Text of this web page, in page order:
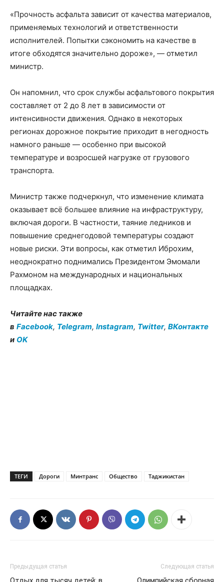
«Прочность асфальта зависит от качества материалов,
применяемых технологий и ответственности
исполнителей. Попытки сэкономить на качестве в
итоге обходятся значительно дороже», — отметил
министр.
Он напомнил, что срок службы асфальтового покрытия
составляет от 2 до 8 лет в зависимости от
интенсивности движения. Однако в некоторых
регионах дорожное покрытие приходит в негодность
намного раньше — особенно при высокой
температуре и возросшей нагрузке от грузового
транспорта.
Министр также подчеркнул, что изменение климата
оказывает всё большее влияние на инфраструктуру,
включая дороги. В частности, таяние ледников и
повышение среднегодовой температуры создают
новые риски. Эти вопросы, как отметил Иброхим,
неоднократно поднимались Президентом Эмомали
Рахмоном на международных и национальных
площадках.
Читайте нас также
в Facebook, Telegram, Instagram, Twitter, ВКонтакте
и OK
ТЕГИ Дороги Минтранс Общество Таджикистан
Предыдущая статья Следующая статья